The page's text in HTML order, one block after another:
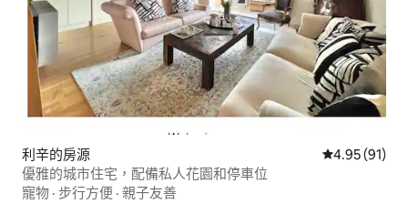
利辛的房源 從 91 則評價
4.95 (91)
優雅的城市住宅，配備私人花園和停車位
寵物 · 步行方便 · 親子友善